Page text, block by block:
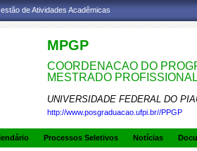
de Atividades Acadêmicas
MPGP
COORDENACAO DO
MESTRADO
UNIVERSIDADE FEDERAL DO
http://www.posgraduacao.ufpi.br//PPGP
Processos Seletivos Notícias